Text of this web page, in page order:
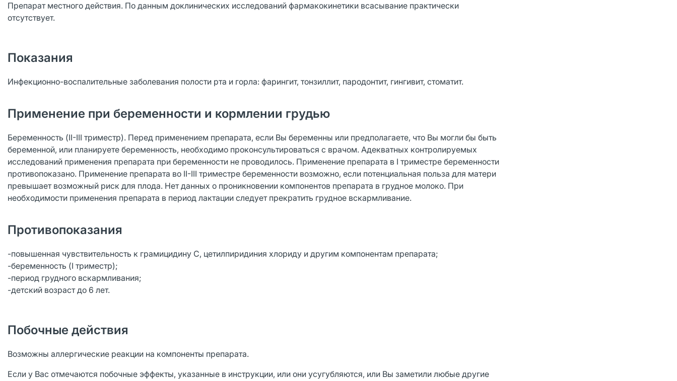
Препарат местного действия. По данным доклинических исследований фармакокинетики всасывание практически
отсутствует.
Показания
Инфекционно-воспалительные заболевания полости рта и горла: фарингит, тонзиллит, па­родонтит, гингивит, стоматит.
Применение при беременности и кормлении грудью
Беременность (II-III триместр). Перед применением препарата, если Вы беременны или предполагаете, что Вы могли бы быть
беременной, или планируете беременность, необходимо проконсультироваться с врачом. Адекватных контролируемых
исследований применения препарата при беременности не проводилось. Применение препарата в I триместре беременности
противопоказано. Применение препарата во II-III триместре беременности возможно, если потенциальная польза для матери
превышает возможный риск для плода. Нет данных о проникновении компонентов препарата в грудное молоко. При
необходимости применения препарата в период лактации следует прекратить грудное вскармливание.
Противопоказания
-повышенная чувствительность к грамицидину С, цетилпиридиния хлориду и другим компонентам препарата;
-беременность (I триместр);
-период грудного вскармливания;
-детский возраст до 6 лет.
Побочные действия
Возможны аллергические реакции на компоненты препарата.
Если у Вас отмечаются побочные эффекты, указанные в инструкции, или они усугубляют­ся, или Вы заметили любые другие